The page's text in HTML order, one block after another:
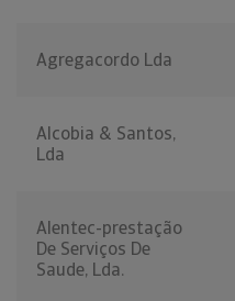
Agregacordo Lda
Alcobia & Santos,
Lda
Alentec-prestação
De Serviços De
Saude, Lda.